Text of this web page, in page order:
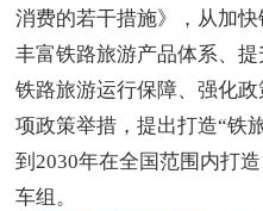
消费的若干措施》，从加快
丰富铁路旅游产品体系、
铁路旅游运行保障、强化
项政策举措，提出打造“铁
到2030年在全国范围内打
车组。